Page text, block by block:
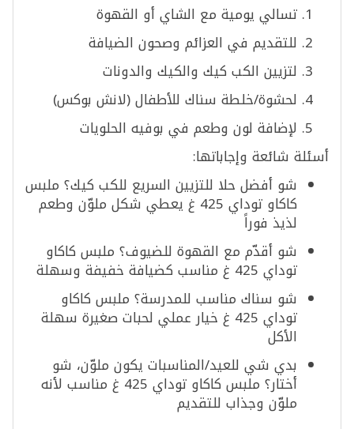
تسالي يومية مع الشاي أو القهوة
للتقديم في العزائم وصحون الضيافة
لتزيين الكب كيك والكيك والدونات
لحشوة/خلطة سناك للأطفال (لانش بوكس)
لإضافة لون وطعم في بوفيه الحلويات
أسئلة شائعة وإجاباتها:
شو أفضل حلا للتزيين السريع للكب كيك؟ ملبس
كاكاو توداي 425 غ يعطي شكل ملوّن وطعم
لذيذ فوراً
شو أقدّم مع القهوة للضيوف؟ ملبس كاكاو
توداي 425 غ مناسب كضيافة خفيفة وسهلة
شو سناك مناسب للمدرسة؟ ملبس كاكاو
توداي 425 غ خيار عملي لحبات صغيرة سهلة
الأكل
بدي شي للعيد/المناسبات يكون ملوّن، شو
أختار؟ ملبس كاكاو توداي 425 غ مناسب لأنه
ملوّن وجذاب للتقديم